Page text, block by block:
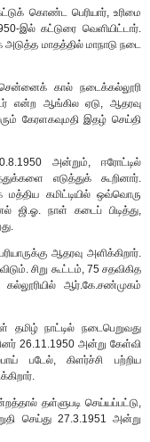
கொண்ட பெரியார், உரிமை
இல் கட்டுரை வெளியிட்டார்.
அடுத்த மாதத்தில் மாநாடு நடை
சென்னைக் கால் நடைக்கல்லூரி
என்ற ஆங்கில ஏடு, ஆதரவு
கேரளகவுமதி இதழ் செய்தி
அன்றும், ஈரோட்டில்
எடுத்துக் கூறினார்.
மத்திய கமிட்டியில் ஒவ்வொரு
ஜி.ஓ. நாள் கடைப் பிடித்து,
ஆதரவு அளிக்கிறார்.
சிறு கூட்டம், 75 சதவிகித
ஆர்.கே.சண்முகம்
தமிழ் நாட்டில் நடைபெறுவது
26.11.1950 அன்று கேள்வி
படேல், கிளர்ச்சி பற்றிய
தள்ளுபடி செய்யப்பட்டு,
செய்து 27.3.1951 அன்று